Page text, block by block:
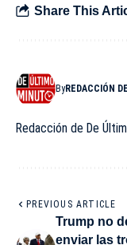
Share This
ByREDACCIÓN
Redacción de De
PREVIOUS ARTICLE
Trump no
enviar las